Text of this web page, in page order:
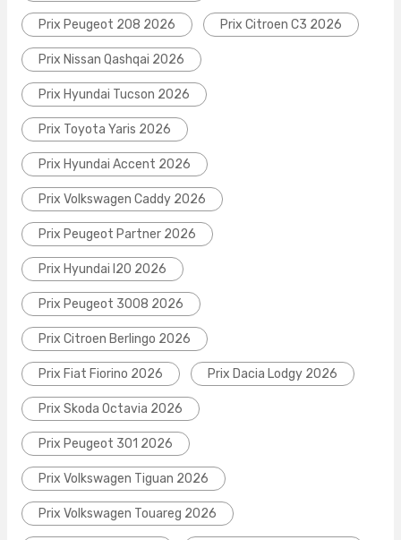
Prix Peugeot 208 2026 Prix Citroen C3 2026
Prix Nissan Qashqai 2026
Prix Hyundai Tucson 2026
Prix Toyota Yaris 2026
Prix Hyundai Accent 2026
Prix Volkswagen Caddy 2026
Prix Peugeot Partner 2026
Prix Hyundai I20 2026
Prix Peugeot 3008 2026
Prix Citroen Berlingo 2026
Prix Fiat Fiorino 2026 Prix Dacia Lodgy 2026
Prix Skoda Octavia 2026
Prix Peugeot 301 2026
Prix Volkswagen Tiguan 2026
Prix Volkswagen Touareg 2026